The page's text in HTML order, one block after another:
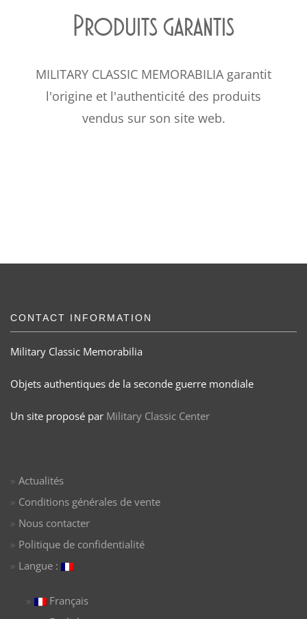
Produits garantis
MILITARY CLASSIC MEMORABILIA garantit
l'origine et l'authenticité des produits
vendus sur son site web.
CONTACT INFORMATION
Military Classic Memorabilia
Objets authentiques de la seconde guerre mondiale
Un site proposé par Military Classic Center
Actualités
Conditions générales de vente
Nous contacter
Politique de confidentialité
Langue :
Français